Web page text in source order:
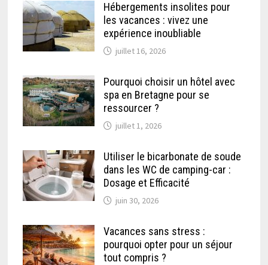
Hébergements insolites pour
les vacances : vivez une
expérience inoubliable
juillet 16, 2026
Pourquoi choisir un hôtel avec
spa en Bretagne pour se
ressourcer ?
juillet 1, 2026
Utiliser le bicarbonate de soude
dans les WC de camping-car :
Dosage et Efficacité
juin 30, 2026
Vacances sans stress :
pourquoi opter pour un séjour
tout compris ?